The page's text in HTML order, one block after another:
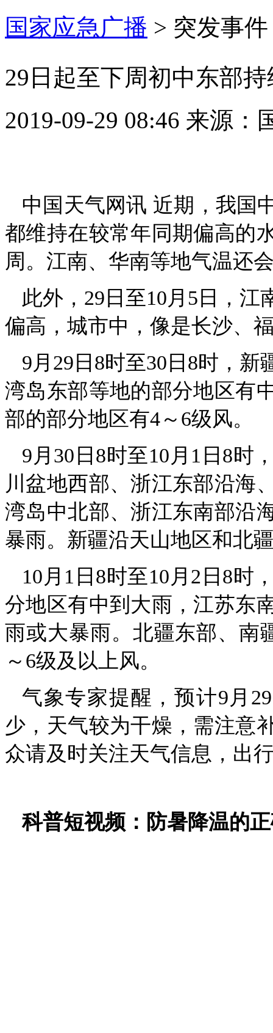
国家应急广播 > 突发事件
29日起至下周初中东部
2019-09-29 08:46 来源：
中国天气网讯 近期，我国
都维持在较常年同期偏高的
周。江南、华南等地气温还
此外，29日至10月5日，
偏高，城市中，像是长沙、
9月29日8时至30日8时，
湾岛东部等地的部分地区有
部的部分地区有4～6级风。
9月30日8时至10月1日8时
川盆地西部、浙江东部沿海
湾岛中北部、浙江东南部沿
暴雨。新疆沿天山地区和北
10月1日8时至10月2日8时
分地区有中到大雨，江苏东
雨或大暴雨。北疆东部、南
～6级及以上风。
气象专家提醒，预计9月
少，天气较为干燥，需注意
众请及时关注天气信息，出
科普短视频：防暑降温的